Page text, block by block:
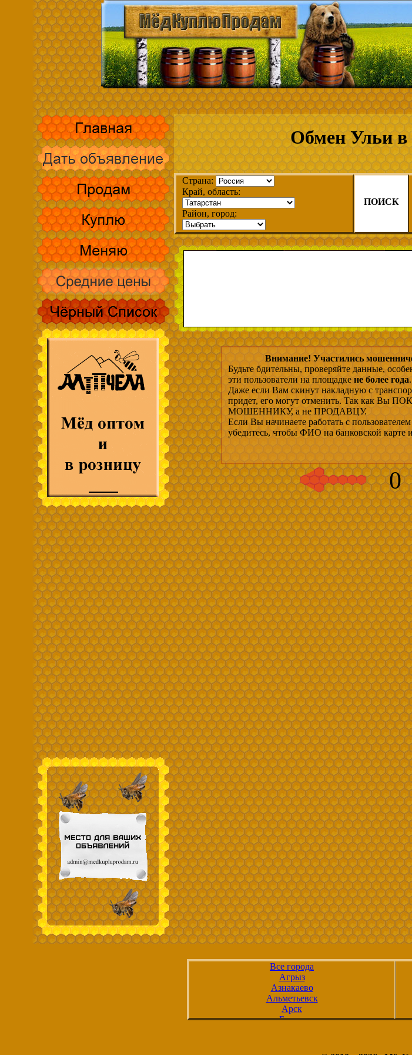
Обмен Ульи в
Страна:
Край, область:
Район, город:
ПОИСК
Внимание! Участились
Будьте бдительны, проверяйте данные,
эти пользователи на площадке не более года.
Даже если Вам скинут накладную с
придет, его могут отменить. Так как Вы
МОШЕННИКУ, а не ПРОДАВЦУ.
Если Вы начинаете работать с
убедитесь, чтобы ФИО на банковской карте
0
Все города
Агрыз
Азнакаево
Альметьевск
Арск
Бавлы